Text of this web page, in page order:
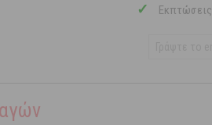
✓ Εκπτώσεις